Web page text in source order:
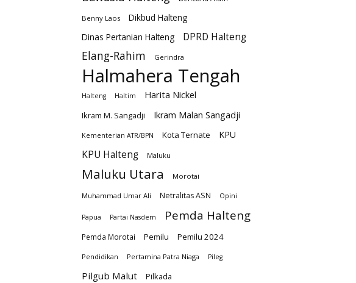
Benny Laos
Dikbud Halteng
Dinas Pertanian Halteng
DPRD Halteng
Elang-Rahim Gerindra
Halmahera Tengah
Halteng Haltim Harita Nickel
Ikram M. Sangadji Ikram Malan Sangadji
Kementerian ATR/BPN Kota Ternate KPU
KPU Halteng Maluku
Maluku Utara Morotai
Muhammad Umar Ali Netralitas ASN Opini
Papua Partai Nasdem Pemda Halteng
Pemda Morotai Pemilu Pemilu 2024
Pendidikan Pertamina Patra Niaga Pileg
Pilgub Malut Pilkada